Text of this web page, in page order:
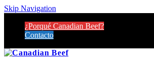
Skip Navigation
¿Porqué Canadian Beef?
Contacto